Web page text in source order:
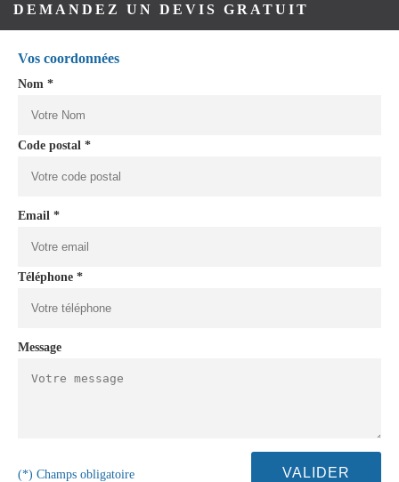
DEMANDEZ UN DEVIS GRATUIT
Vos coordonnées
Nom *
Code postal *
Email *
Téléphone *
Message
(*) Champs obligatoire